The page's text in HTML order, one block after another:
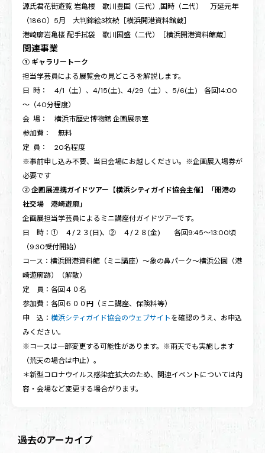
源氏君花街遊覧 岩亀楼 歌川豊国（三代）,国時（二代） 万延元年
（1860）5月 大判錦絵3枚続［横浜開港資料館蔵］
港崎廓岩亀楼 配手拭袋 歌川国盛（二代）［横浜開港資料館蔵］
関連事業
① ギャラリートーク
担当学芸員による展覧会の見どころを解説します。
日 時： 4/1（土）、4/15(土)、4/29（土）、5/6(土) 各回14:00
～（40分程度）
会 場： 横浜市歴史博物館 企画展示室
参加費： 無料
定 員： 20名程度
※事前申し込み不要、当日会場にお越しください。※企画展入場券が
必要です
② 企画展連携ガイドツアー【横浜シティガイド協会主催】「開港の
社交場 港崎遊廓」
企画展担当学芸員によるミニ講座付ガイドツアーです。
日 時：① ４/２３(日)、② ４/２８(金) 各回9:45～13:00頃
（9:30受付開始）
コース：横浜開港資料館（ミニ講座）～象の鼻パーク～横浜公園（港
崎遊廓跡）（解散）
定 員：各回４０名
参加費：各回６００円（ミニ講座、保険料等）
申 込： 横浜シティガイド協会のウェブサイトを確認のうえ、お申込
みください。
※コースは一部変更する可能性があります。※雨天でも実施します
（荒天の場合は中止）。
＊新型コロナウイルス感染症拡大のため、関連イベントについては内
容・会場など変更する場合がります。
過去のアーカイブ